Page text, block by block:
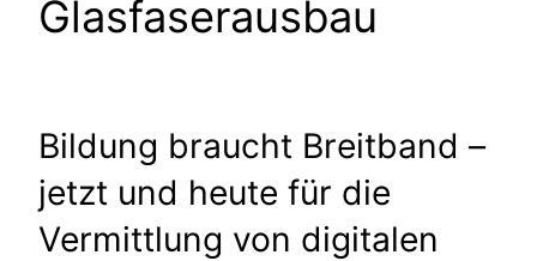
Glasfaserausbau
Bildung braucht Breitband –
jetzt und heute für die
Vermittlung von digitalen